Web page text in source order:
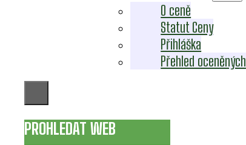
O ceně
Statut Ceny
Přihláška
Přehled oceněných
PROHLEDAT WEB